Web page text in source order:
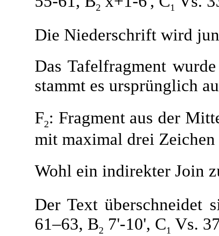
2 1
Die Niederschrift wird
Das Tafelfragment
stammt es ursprünglich
F2: Fragment aus der
mit maximal drei
Wohl ein indirekter Join
Der Text überschneidet
61–63, B2 7'-10', C1 Vs.